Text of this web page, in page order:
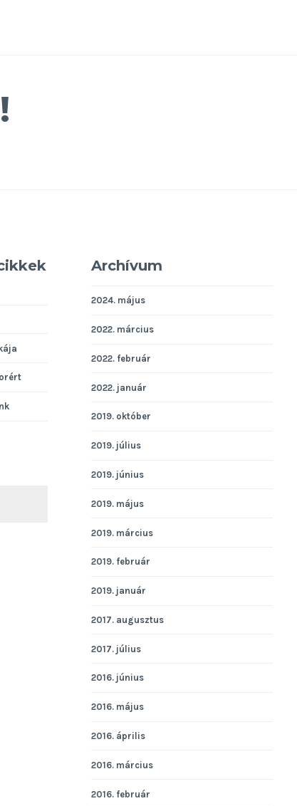
KERESÉS
Archívum
2024. május
2022. március
2022. február
2022. január
2019. október
2019. július
2019. június
2019. május
2019. március
2019. február
2019. január
2017. augusztus
2017. július
2016. június
2016. május
2016. április
2016. március
2016. február